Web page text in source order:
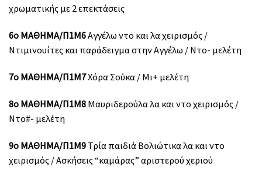
χρωματικής με 2 επεκτάσεις
6ο ΜΑΘΗΜΑ/Π1Μ6Αγγέλω ντο και λα χειρισμός /
Ντιμινουίτες και παράδειγμα στην Αγγέλω / Ντο- μελέτη
7ο ΜΑΘΗΜΑ/Π1Μ7Χόρα Σούκα / Μι+ μελέτη
8ο ΜΑΘΗΜΑ/Π1Μ8 Μαυριδερούλα λα και ντο χειρισμός /
Ντο#- μελέτη
9ο ΜΑΘΗΜΑ/Π1Μ9 Τρία παιδιά Βολιώτικα λα και ντο
χειρισμός / Ασκήσεις “καμάρας” αριστερού χεριού